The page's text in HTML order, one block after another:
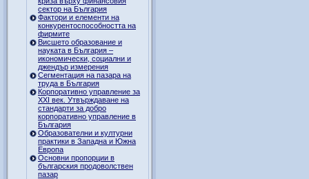
сектор на България
Фактори и елементи на
конкурентоспособността на
фирмите
Висшето образование и
науката в България –
икономически, социални и
джендър измерения
Сегментация на пазара на
труда в България
Корпоративно управление за
XXI век. Утвърждаване на
стандарти за добро
корпоративно управление в
България
Образователни и културни
практики в Западна и Южна
Европа
Основни пропорции в
българския продоволствен
пазар